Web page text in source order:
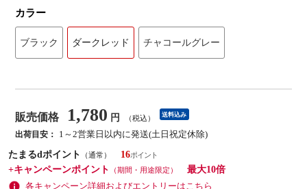
カラー
ブラック ダークレッド チャコールグレー
販売価格 1,780 円 （税込） 送料込み
出荷目安：
1～2営業日以内に発送(土日祝定休除)
たまるdポイント
（通常）
16
+キャンペーンポイント
（期間・用途限定）
最大10倍
各キャンペーン詳細およびエントリーはこちら